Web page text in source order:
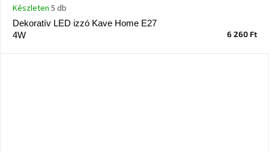
Dekoratív LED izzó Kave Home E27
4W
Készleten 5 db
6 260 Ft